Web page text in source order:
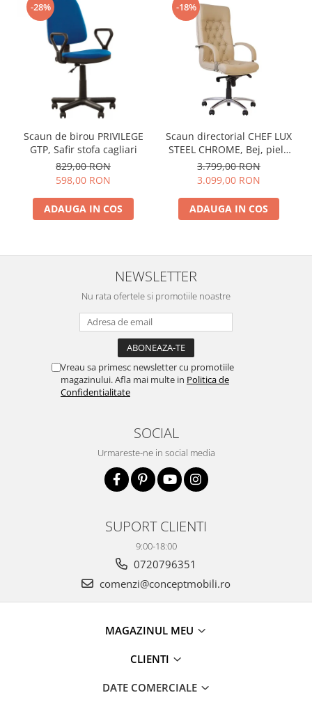
-28%
Scaun de birou PRIVILEGE
GTP, Safir stofa cagliari
829,00 RON
598,00 RON
ADAUGA IN COS
-18%
Scaun directorial CHEF LUX
STEEL CHROME, Bej, piele
naturala
3.799,00 RON
3.099,00 RON
ADAUGA IN COS
NEWSLETTER
Nu rata ofertele si promotiile noastre
Vreau sa primesc newsletter cu promotiile
magazinului. Afla mai multe in Politica de
Confidentialitate
SOCIAL
Urmareste-ne in social media
SUPORT CLIENTI
9:00-18:00
0720796351
comenzi@conceptmobili.ro
MAGAZINUL MEU
CLIENTI
DATE COMERCIALE